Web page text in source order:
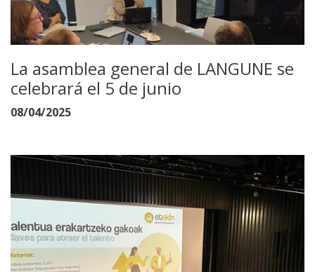
La asamblea general de LANGUNE se
celebrará el 5 de junio
08/04/2025